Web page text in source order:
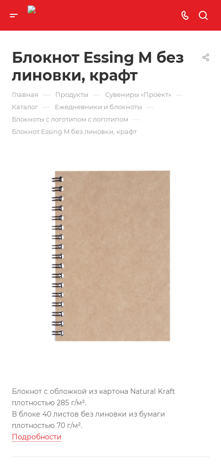
Блокнот Essing M без
линовки, крафт
Главная — Продукты — Сувениры «Проект» —
Каталог — Ежедневники и блокноты —
Блокноты с логотипом с логотипом —
Блокнот Essing M без линовки, крафт
Блокнот с обложкой из картона Natural Kraft
плотностью 285 г/м².
В блоке 40 листов без линовки из бумаги
плотностью 70 г/м².
Подробности